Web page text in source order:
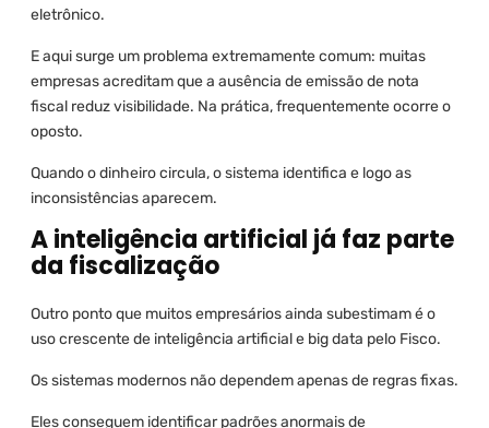
eletrônico.
E aqui surge um problema extremamente comum: muitas
empresas acreditam que a ausência de emissão de nota
fiscal reduz visibilidade. Na prática, frequentemente ocorre o
oposto.
Quando o dinheiro circula, o sistema identifica e logo as
inconsistências aparecem.
A inteligência artificial já faz parte
da fiscalização
Outro ponto que muitos empresários ainda subestimam é o
uso crescente de inteligência artificial e big data pelo Fisco.
Os sistemas modernos não dependem apenas de regras fixas.
Eles conseguem identificar padrões anormais de